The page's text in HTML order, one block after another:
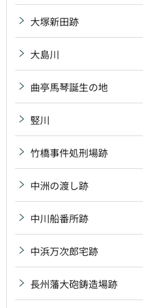
大塚新田跡
大島川
曲亭馬琴誕生の地
竪川
竹橋事件処刑場跡
中洲の渡し跡
中川船番所跡
中浜万次郎宅跡
長州藩大砲鋳造場跡